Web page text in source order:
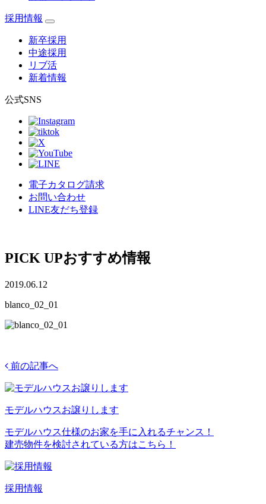
採用情報
新卒採用
中途採用
リブ活
新着情報
公式SNS
電子カタログ請求
お問い合わせ
LINE友だち登録
PICK UPおすすめ情報
2019.06.12
blanco_02_01
前の記事へ
モデルハウスお譲りします
モデルハウス仕様のお家を手に入れるチャンス！
建売物件を検討されている方はこちら！
採用情報